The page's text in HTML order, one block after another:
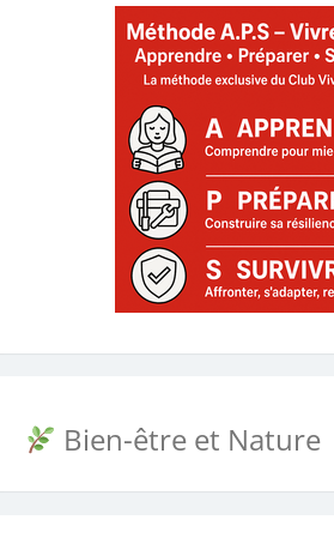
Bien-être et Nature